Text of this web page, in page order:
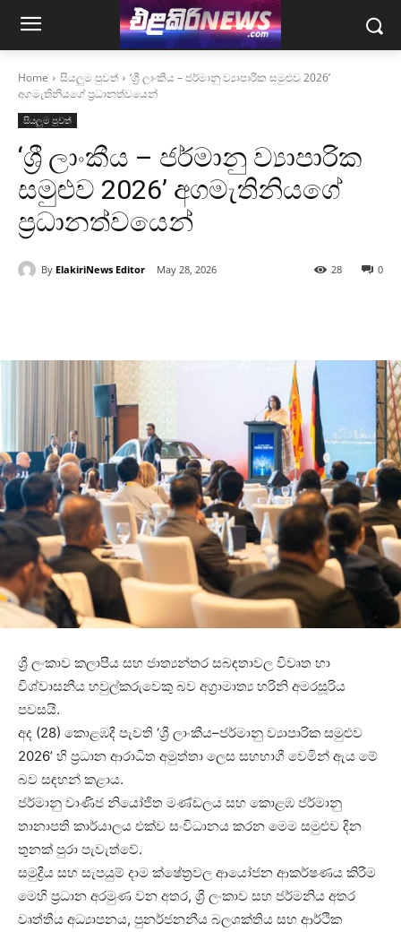
Home සියලුම පුවත්
‘ශ්‍රී ලාංකීය – ජර්මානු ව්‍යාපාරික සමුළුව 2026’
අගමැතිනියගේ ප්‍රධානත්වයෙන්
සියලුම පුවත්
‘ශ්‍රී ලාංකීය – ජර්මානු ව්‍යාපාරික
සමුළුව 2026’ අගමැතිනියගේ
ප්‍රධානත්වයෙන්
By ElakiriNews Editor May 28, 2026 0
28
ශ්‍රී ලංකාව කලාපීය සහ ජාත්‍යන්තර සබඳතාවල විවෘත හා
විශ්වාසනීය හවුල්කරුවෙකු බව අග්‍රාමාත්‍ය හරිනි අමරසූරිය
පවසයි.
අද (28) කොළඹදී පැවති ‘ශ්‍රී ලාංකීය–ජර්මානු ව්‍යාපාරික සමුළුව
2026’ හි ප්‍රධාන ආරාධිත අමුත්තා ලෙස සහභාගී වෙමින් ඇය මේ
බව සඳහන් කළාය.
ජර්මානු වාණිජ නියෝජිත මණ්ඩලය සහ කොළඹ ජර්මානු
තානාපති කාර්යාලය එක්ව සංවිධානය කරන මෙම සමුළුව දින
තුනක් පුරා පැවැත්වේ.
සමුද්‍රීය සහ සැපයුම් දාම ක්ෂේත්‍රවල ආයෝජන ආකර්ෂණය කිරීම
මෙහි ප්‍රධාන අරමුණ වන අතර, ශ්‍රී ලංකාව සහ ජර්මනිය අතර
වෘත්තීය අධ්‍යාපනය, පුනර්ජනනීය බලශක්තිය සහ ආර්ථික